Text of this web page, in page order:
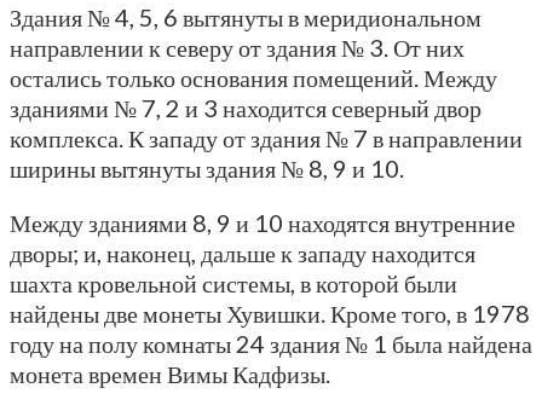
Здания № 4, 5, 6 вытянуты в меридиональном
направлении к северу от здания № 3. От них
остались только основания помещений. Между
зданиями № 7, 2 и 3 находится северный двор
комплекса. К западу от здания № 7 в направлении
ширины вытянуты здания № 8, 9 и 10.
Между зданиями 8, 9 и 10 находятся внутренние
дворы; и, наконец, дальше к западу находится
шахта кровельной системы, в которой были
найдены две монеты Хувишки. Кроме того, в 1978
году на полу комнаты 24 здания № 1 была найдена
монета времен Вимы Кадфизы.